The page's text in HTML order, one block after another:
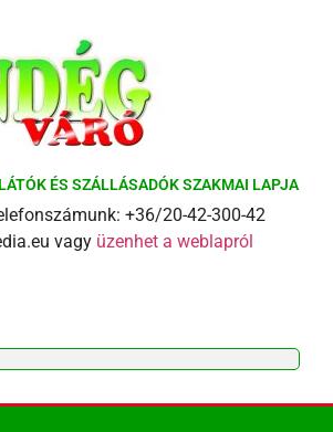
ÉS SZÁLLÁSADÓK SZAKMAI LAPJA
+36/20-42-300-42
vagy üzenhet a weblapról